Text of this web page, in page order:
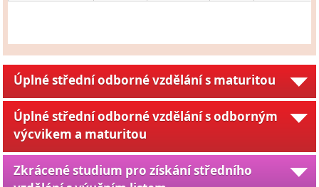
Úplné střední odborné vzdělání s maturitou
Úplné střední odborné vzdělání s odborným
výcvikem a maturitou
Zkrácené studium pro získání středního